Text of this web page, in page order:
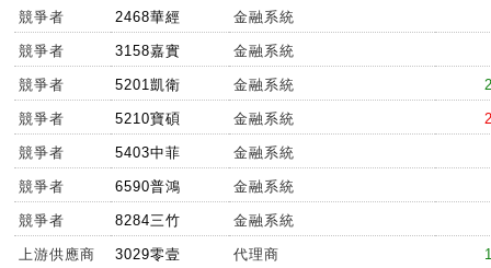
競爭者 2468華經 金融系統
競爭者 3158嘉實 金融系統
競爭者 5201凱衛 金融系統
競爭者 5210寶碩 金融系統
競爭者 5403中菲 金融系統
競爭者 6590普鴻 金融系統
競爭者 8284三竹 金融系統
上游供應商 3029零壹 代理商